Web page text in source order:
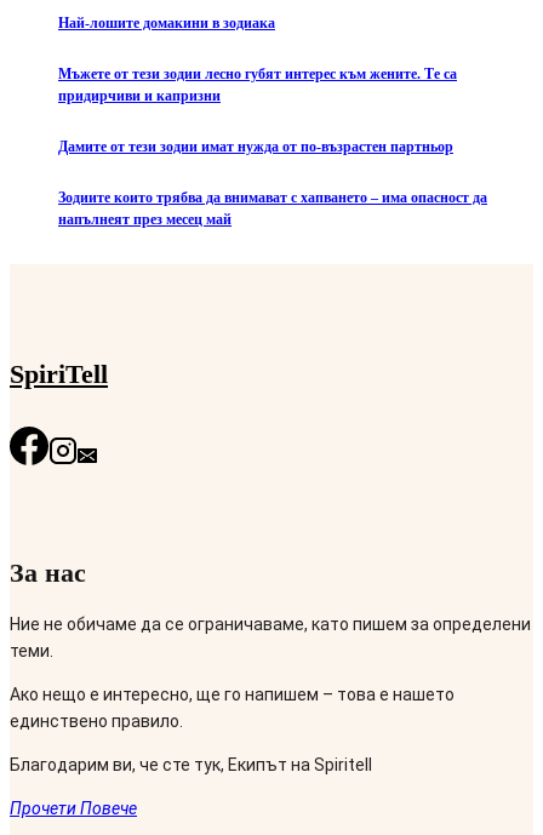
Най-лошите домакини в зодиака
Мъжете от тези зодии лесно губят интерес към жените. Те са
придирчиви и капризни
Дамите от тези зодии имат нужда от по-възрастен партньор
Зодиите които трябва да внимават с хапването – има опасност да
напълнеят през месец май
SpiriTell
За нас
Ние не обичаме да се ограничаваме, като пишем за определени
теми.
Ако нещо е интересно, ще го напишем – това е нашето
единствено правило.
Благодарим ви, че сте тук, Екипът на Spiritell
Прочети Повече